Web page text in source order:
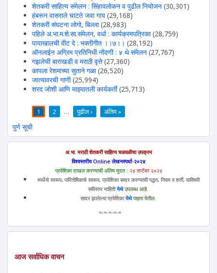
शेतकरी साहित्य संमेलन : सिंहावलोकन व पुढील नियोजन (30,301)
हंबरून वासराले चाटते जवा गाय (29,168)
शेतकरी संघटना लोगो, बिल्ला (28,983)
पहिले अ.भा.म.शे.सा.संमेलन, वर्धा : कार्यक्रमपत्रिका (28,759)
पायाखालची वीट दे : भक्तीगीत ।।७।। (28,192)
ऑनलाईन अग्रिम प्रतिनिधी नोंदणी : ४ थे संमेलन (27,767)
गझलेची बाराखडी व मराठी वृत्ते (27,360)
कापला रेशमाच्या सुताने गळा (26,520)
जात्यावरची गाणी (25,994)
शरद जोशी आणि माझ्यातली कार्यकर्ती (25,713)
1 2 … पुढील › अंतिम »
पुर्ण सूची
अ.भा. मराठी शेतकरी साहित्य चळवळीचा उपक्रम
विश्वस्तरीय Online लेखनस्पर्धा-२०२४
प्रवेशिका दाखल करण्याची अंतिम मुदत : २४ सप्टेंबर २०२४
स्पर्धेचे स्वरूप, पारितोषिकाचे स्वरूप, प्रवेशिका सादर करण्याची पद्धत, नियम व शर्ती, याविषयी
सविस्तर माहितीयेथेउपलब्ध आहे.
सादर झालेल्या प्रवेशिकायेथेपाहता येतील.
=-=-=-=-=
आज सर्वाधिक वाचन